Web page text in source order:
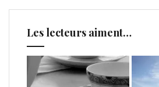
Les lecteurs aiment…